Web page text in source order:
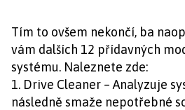
Tím to ovšem nekončí, ba
vám dalších 12 přídavných
systému. Naleznete zde:
1. Drive Cleaner – Analyzuje
následně smaže nepotřebné